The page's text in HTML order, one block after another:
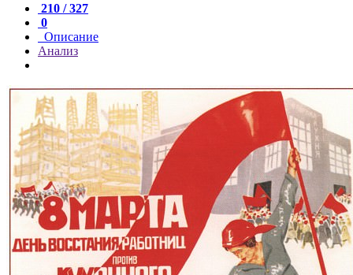
210 / 327
0
Описание
Анализ